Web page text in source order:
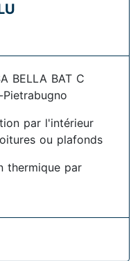
BELLA BAT C
par l'intérieur
ou plafonds
thermique par